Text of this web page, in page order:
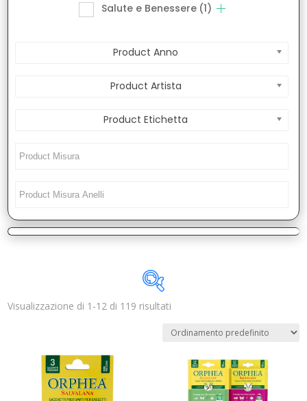
Salute e Benessere (1)
Product Anno
Product Artista
Product Etichetta
Categorie prodotto
Visualizzazione di 1-12 di 119 risultati